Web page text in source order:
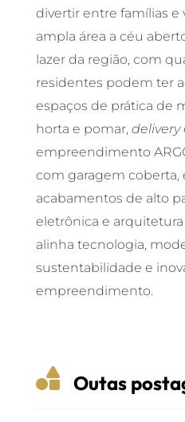
divertir entre famílias e
ampla área a céu
lazer da região, com
residentes podem ter
espaços de prática de
horta e pomar, delivery
empreendimento
com garagem coberta,
acabamentos de alto
eletrônica e
alinha tecnologia,
sustentabilidade e
empreendimento.
 Outas